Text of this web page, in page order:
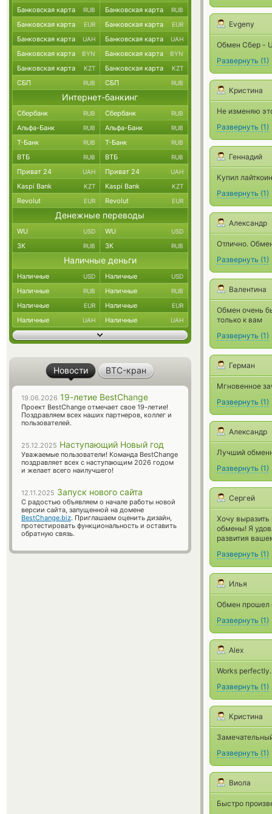
Evgeny
Обмен Сбер -
Развернуть (1)
Кристина
Не изменяю
Развернуть (1)
Геннадий
Купил
Развернуть (1)
Александр
Отлично.
Развернуть (1)
Валентина
Обмен очень
только к вам
Развернуть (1)
Герман
Мгновенное
Развернуть (1)
Александр
Лучший
Развернуть (1)
Сергей
Хочу
обмены! Я
развития
Развернуть (1)
Илья
Обмен прошел
Развернуть (1)
Alex
Works
Развернуть (1)
Кристина
Развернуть (1)
Виола
Быстро
Банковская карта RUB Банковская карта RUB
Банковская карта EUR Банковская карта EUR
Банковская карта UAH Банковская карта UAH
Банковская карта BYN Банковская карта BYN
Банковская карта KZT Банковская карта KZT
СБП RUB СБП RUB
Интернет-банкинг
Сбербанк RUB Сбербанк RUB
Альфа-Банк RUB Альфа-Банк RUB
Т-Банк RUB Т-Банк RUB
ВТБ RUB ВТБ RUB
Приват 24 UAH Приват 24 UAH
Kaspi Bank KZT Kaspi Bank KZT
Revolut EUR Revolut EUR
Денежные переводы
WU USD WU USD
ЗК RUB ЗК RUB
Наличные деньги
Наличные USD Наличные USD
Наличные RUB Наличные RUB
Наличные EUR Наличные EUR
Наличные UAH Наличные UAH
Новости BTC-кран
19.06.2026 19-летие BestChange
Проект BestChange отмечает свое 19-летие!
Поздравляем всех наших партнеров, коллег и
пользователей.
25.12.2025 Наступающий Новый год
Уважаемые пользователи! Команда BestChange
поздравляет всех с наступающим 2026 годом
и желает всего наилучшего!
12.11.2025 Запуск нового сайта
С радостью объявляем о начале работы новой
версии сайта, запущенной на домене
BestChange.biz. Приглашаем оценить дизайн,
протестировать функциональность и оставить
обратную связь.